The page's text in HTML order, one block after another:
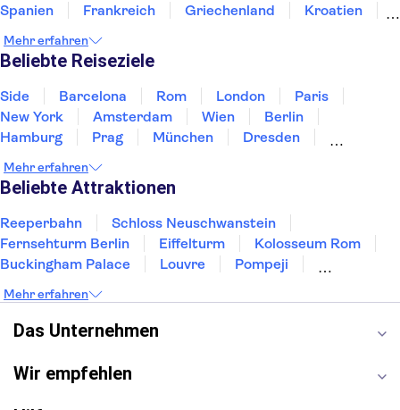
Spanien
Frankreich Griechenland
Kroatien
Norwegen
Polen
Mehr erfahren
Beliebte Reiseziele
Side Barcelona Rom London
Paris
New York
Amsterdam Wien
Berlin
Hamburg
Prag München
Dresden
Heidelberg
Bremen
Mehr erfahren
Beliebte Attraktionen
Reeperbahn
Schloss Neuschwanstein
Fernsehturm Berlin
Eiffelturm
Kolosseum Rom
Buckingham Palace
Louvre
Pompeji
Moulin Rouge
Burj Khalifa
Keukenhof
London Eye
Elbphilharmonie
Mehr erfahren
Das Unternehmen
Wir empfehlen